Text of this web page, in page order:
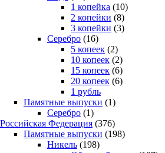
1 копейка (10)
2 копейки (8)
3 копейки (3)
Серебро (16)
5 копеек (2)
10 копеек (2)
15 копеек (6)
20 копеек (6)
1 рубль
Памятные выпуски (1)
Серебро (1)
Российская Федерация (376)
Памятные выпуски (198)
Никель (198)